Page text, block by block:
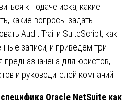
к подаче иска, какие
какие вопросы задать
Audit Trail и SuiteScript, как
записи, и приведем три
предназначена для юристов,
и руководителей компаний.
Oracle NetSuite как